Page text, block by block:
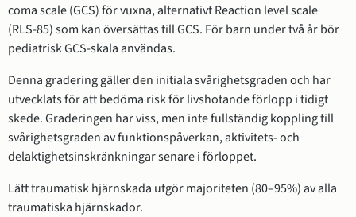
coma scale (GCS) för vuxna, alternativt Reaction level scale
(RLS-85) som kan översättas till GCS. För barn under två år bör
pediatrisk GCS-skala användas.
Denna gradering gäller den initiala svårighetsgraden och har
utvecklats för att bedöma risk för livshotande förlopp i tidigt
skede. Graderingen har viss, men inte fullständig koppling till
svårighetsgraden av funktionspåverkan, aktivitets- och
delaktighetsinskränkningar senare i förloppet.
Lätt traumatisk hjärnskada utgör majoriteten (80–95%) av alla
traumatiska hjärnskador.